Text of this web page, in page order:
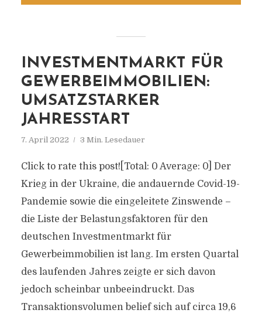
INVESTMENTMARKT FÜR
GEWERBEIMMOBILIEN:
UMSATZSTARKER
JAHRESSTART
7. April 2022 3 Min. Lesedauer
Click to rate this post![Total: 0 Average: 0] Der
Krieg in der Ukraine, die andauernde Covid-19-
Pandemie sowie die eingeleitete Zinswende –
die Liste der Belastungsfaktoren für den
deutschen Investmentmarkt für
Gewerbeimmobilien ist lang. Im ersten Quartal
des laufenden Jahres zeigte er sich davon
jedoch scheinbar unbeeindruckt. Das
Transaktionsvolumen belief sich auf circa 19,6